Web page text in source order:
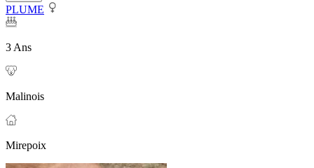
PLUME
3 Ans
Malinois
Mirepoix